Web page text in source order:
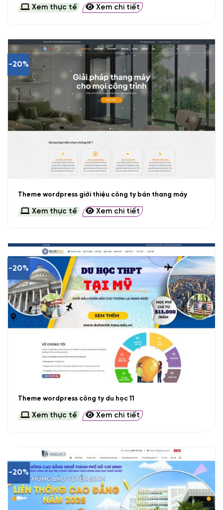
Xem thực tế Xem chi tiết
-20%
Theme wordpress giới thiệu công ty bán thang máy
Xem thực tế Xem chi tiết
-20%
Theme wordpress công ty du học 11
Xem thực tế Xem chi tiết
-20%